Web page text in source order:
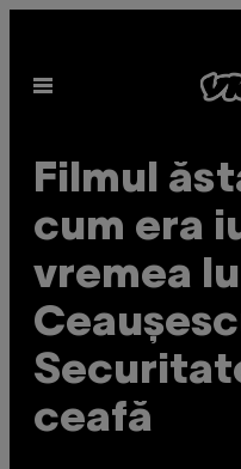
content
Open
Filmul
cum era
vremea
ceafă